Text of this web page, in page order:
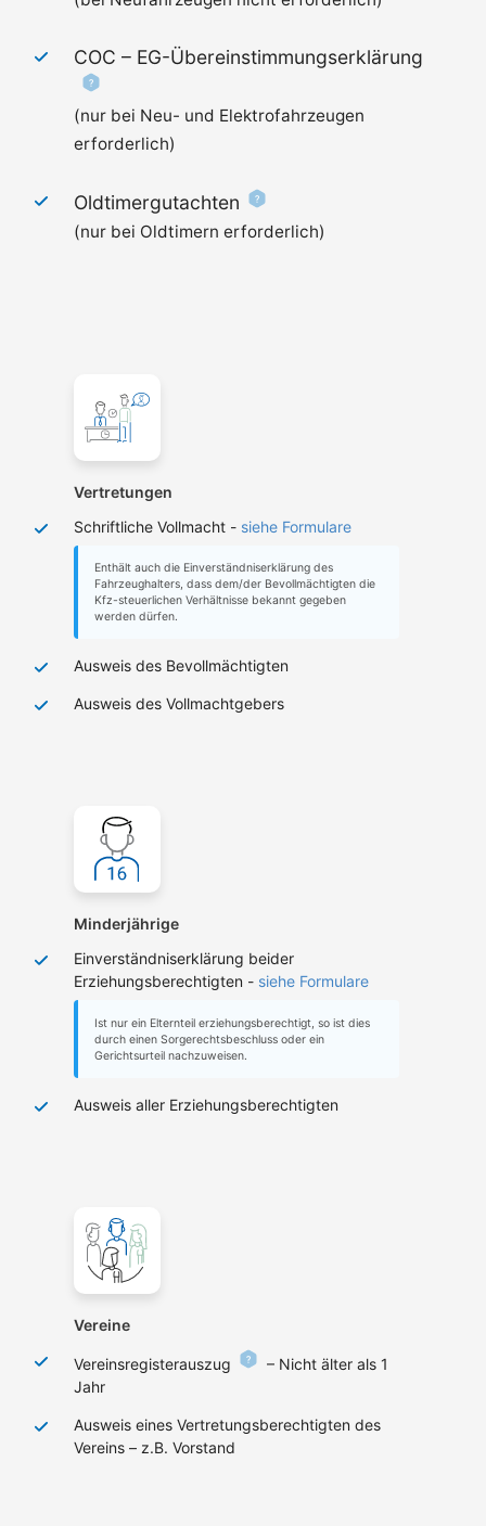
COC – EG-Übereinstimmungserklärung
(nur bei Neu- und Elektrofahrzeugen
erforderlich)
Oldtimergutachten
(nur bei Oldtimern erforderlich)
Vertretungen
Schriftliche Vollmacht - siehe Formulare
Enthält auch die Einverständniserklärung des
Fahrzeughalters, dass dem/der Bevollmächtigten die
Kfz-steuerlichen Verhältnisse bekannt gegeben
werden dürfen.
Ausweis des Bevollmächtigten
Ausweis des Vollmachtgebers
Minderjährige
Einverständniserklärung beider
Erziehungsberechtigten - siehe Formulare
Ist nur ein Elternteil erziehungsberechtigt, so ist dies
durch einen Sorgerechtsbeschluss oder ein
Gerichtsurteil nachzuweisen.
Ausweis aller Erziehungsberechtigten
Vereine
Vereinsregisterauszug
– Nicht älter als 1
Jahr
Ausweis eines Vertretungsberechtigten des
Vereins – z.B. Vorstand